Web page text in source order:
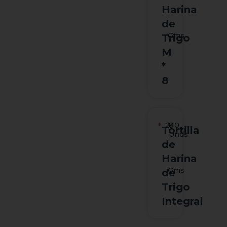
Harina
de
Trigo
M
*
8
Gms
Tortilla
de
Harina
de
Trigo
Integral
240
Gms
8
Unds